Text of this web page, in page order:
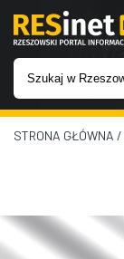
WIADOMOŚCI
IMPREZY
STRONA GŁÓWNA /